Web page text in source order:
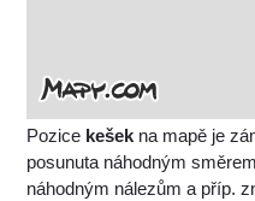
Pozice kešek na mapě je
posunuta náhodným
náhodným nálezům a příp.